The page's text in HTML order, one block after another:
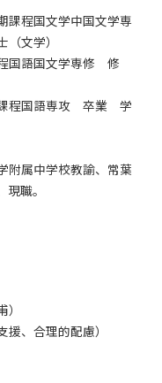
課程国文学中国文学専
文学）
国語国文学専修 修
課程国語専攻 卒業 学
附属中学校教諭、常葉
職。
、合理的配慮）